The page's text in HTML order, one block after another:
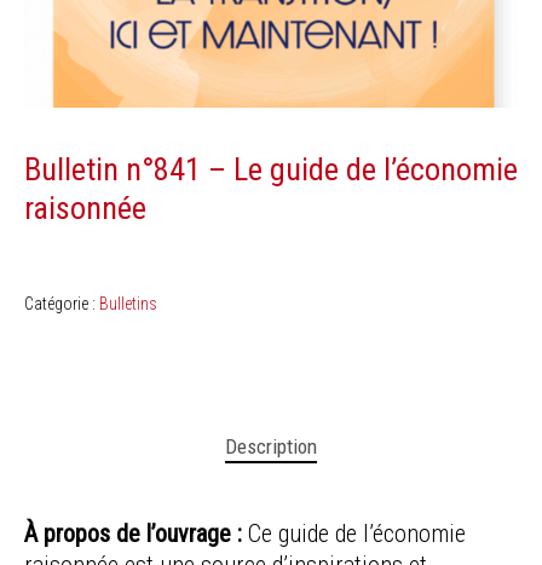
Bulletin n°841 – Le guide de l’économie
raisonnée
Catégorie : Bulletins
Description
À propos de l’ouvrage : Ce guide de l’économie